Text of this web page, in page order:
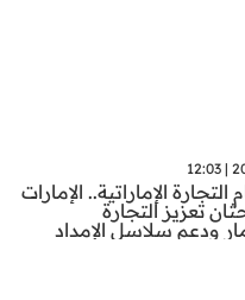
الإماراتية.. الإمارات
تعزيز التجارة
ودعم سلاسل الإمداد